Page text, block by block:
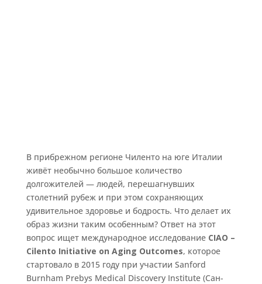
В прибрежном регионе Чиленто на юге Италии
живёт необычно большое количество
долгожителей — людей, перешагнувших
столетний рубеж и при этом сохраняющих
удивительное здоровье и бодрость. Что делает их
образ жизни таким особенным? Ответ на этот
вопрос ищет международное исследование CIAO –
Cilento Initiative on Aging Outcomes, которое
стартовало в 2015 году при участии Sanford
Burnham Prebys Medical Discovery Institute (Сан-